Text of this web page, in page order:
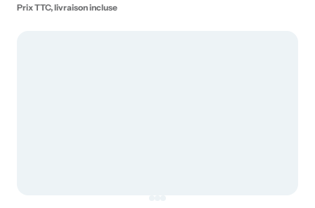
Prix TTC, livraison incluse